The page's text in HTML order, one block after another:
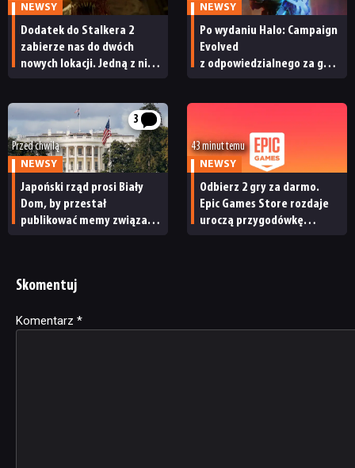
NEWSY
Dodatek do Stalkera 2
zabierze nas do dwóch
nowych lokacji. Jedną z nich
NEWSY
Po wydaniu Halo: Campaign
Evolved
z odpowiedzialnego za grę
3
Przed chwilą
NEWSY
Japoński rząd prosi Biały
Dom, by przestał
publikować memy związane
43 minut temu
NEWSY
Odbierz 2 gry za darmo.
Epic Games Store rozdaje
uroczą przygodówkę
Skomentuj
Komentarz *
Alternative: